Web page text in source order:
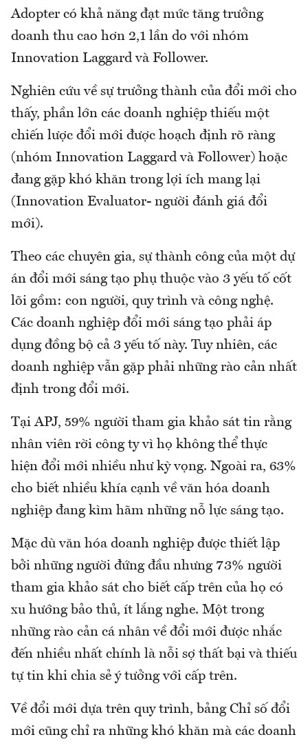
Adopter có khả năng đạt mức tăng trưởng
doanh thu cao hơn 2,1 lần do với nhóm
Innovation Laggard và Follower.
Nghiên cứu về sự trưởng thành của đổi mới cho
thấy, phần lớn các doanh nghiệp thiếu một
chiến lược đổi mới được hoạch định rõ ràng
(nhóm Innovation Laggard và Follower) hoặc
đang gặp khó khăn trong lợi ích mang lại
(Innovation Evaluator- người đánh giá đổi
mới).
Theo các chuyên gia, sự thành công của một dự
án đổi mới sáng tạo phụ thuộc vào 3 yếu tố cốt
lõi gồm: con người, quy trình và công nghệ.
Các doanh nghiệp đổi mới sáng tạo phải áp
dụng đồng bộ cả 3 yếu tố này. Tuy nhiên, các
doanh nghiệp vẫn gặp phải những rào cản nhất
định trong đổi mới.
Tại APJ, 59% người tham gia khảo sát tin rằng
nhân viên rời công ty vì họ không thể thực
hiện đổi mới nhiều như kỳ vọng. Ngoài ra, 63%
cho biết nhiều khía cạnh về văn hóa doanh
nghiệp đang kìm hãm những nỗ lực sáng tạo.
Mặc dù văn hóa doanh nghiệp được thiết lập
bởi những người đứng đầu nhưng 73% người
tham gia khảo sát cho biết cấp trên của họ có
xu hướng bảo thủ, ít lắng nghe. Một trong
những rào cản cá nhân về đổi mới được nhắc
đến nhiều nhất chính là nỗi sợ thất bại và thiếu
tự tin khi chia sẻ ý tưởng với cấp trên.
Về đổi mới dựa trên quy trình, bảng Chỉ số đổi
mới cũng chỉ ra những khó khăn mà các doanh